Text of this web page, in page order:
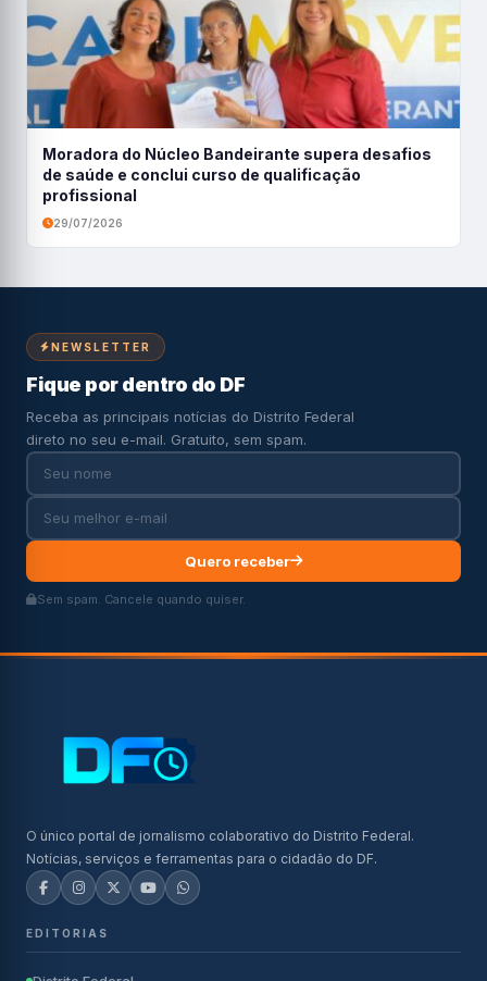
Moradora do Núcleo Bandeirante supera desafios
de saúde e conclui curso de qualificação
profissional
29/07/2026
NEWSLETTER
Fique por dentro do DF
Receba as principais notícias do Distrito Federal
direto no seu e-mail. Gratuito, sem spam.
Quero receber
Sem spam. Cancele quando quiser.
O único portal de jornalismo colaborativo do Distrito Federal.
Notícias, serviços e ferramentas para o cidadão do DF.
EDITORIAS